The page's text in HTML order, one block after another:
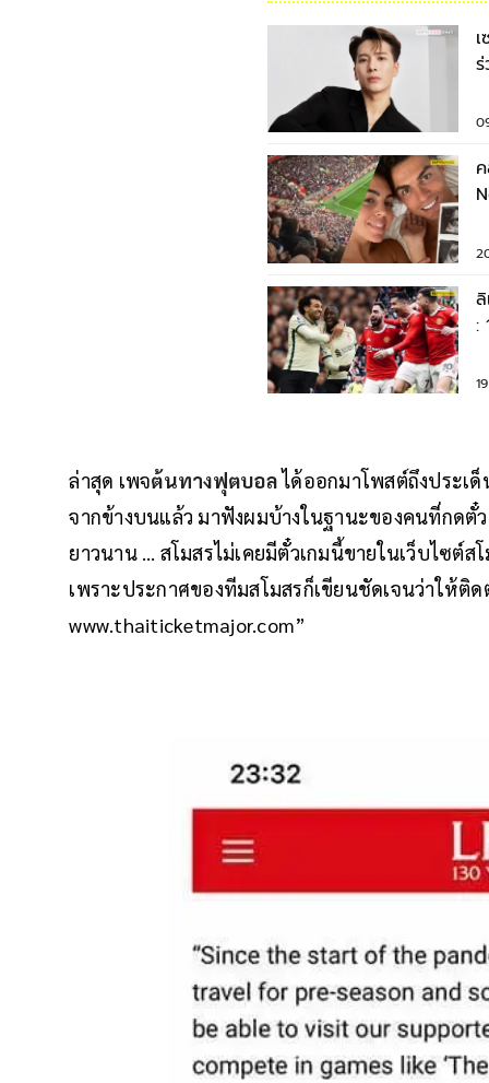
:
ล่าสุด เพจต้นทางฟุตบอลได้ออกมาโพสต์ถึงประเด็
จากข้างบนแล้ว มาฟังผมบ้างในฐานะของคนที่กดตั๋
ยาวนาน … สโมสรไม่เคยมีตั๋วเกมนี้ขายในเว็บไซต์
เพราะประกาศของทีมสโมสรก็เขียนชัดเจนว่าให้ติ
www.thaiticketmajor.com”